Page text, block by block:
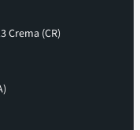
Crema (CR)